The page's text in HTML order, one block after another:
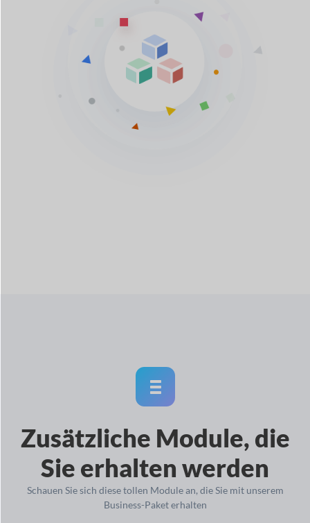
Zusätzliche Module, die
Sie erhalten werden
Schauen Sie sich diese tollen Module an, die Sie mit unserem
Business-Paket erhalten